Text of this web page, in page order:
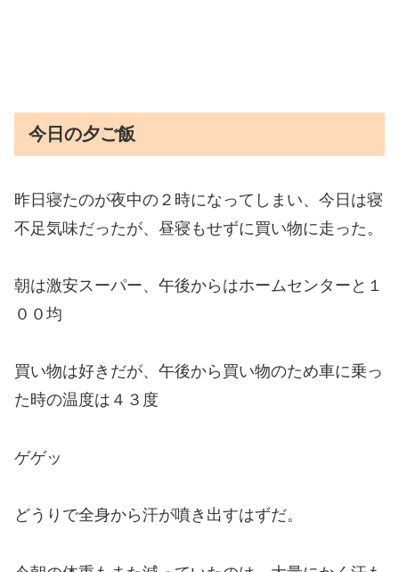
今日の夕ご飯
昨日寝たのが夜中の２時になってしまい、今日は寝
不足気味だったが、昼寝もせずに買い物に走った。
朝は激安スーパー、午後からはホームセンターと１
００均
買い物は好きだが、午後から買い物のため車に乗っ
た時の温度は４３度
ゲゲッ
どうりで全身から汗が噴き出すはずだ。